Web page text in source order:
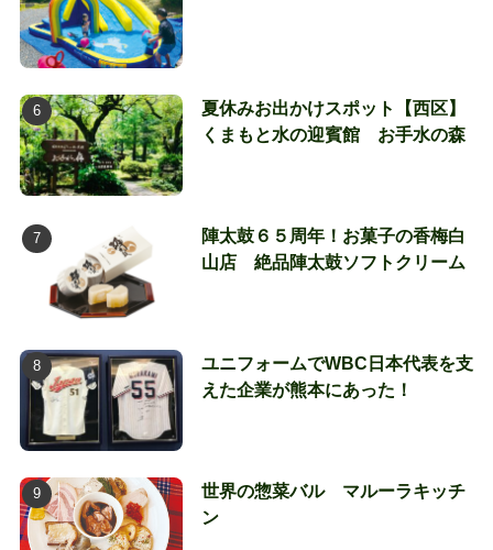
夏休みお出かけスポット【西区】
くまもと水の迎賓館 お手水の森
陣太鼓６５周年！お菓子の香梅白
山店 絶品陣太鼓ソフトクリーム
ユニフォームでWBC日本代表を支
えた企業が熊本にあった！
世界の惣菜バル マルーラキッチ
ン